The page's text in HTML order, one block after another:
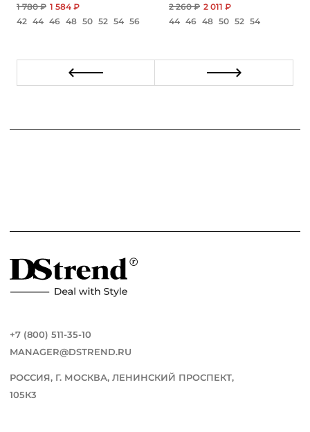
1 780 ₽ 1 584 ₽
42 44 46 48 50 52 54 56
2 260 ₽ 2 011 ₽
44 46 48 50 52 54
+7 (800) 511-35-10
MANAGER@DSTREND.RU
РОССИЯ, Г. МОСКВА, ЛЕНИНСКИЙ ПРОСПЕКТ,
105К3